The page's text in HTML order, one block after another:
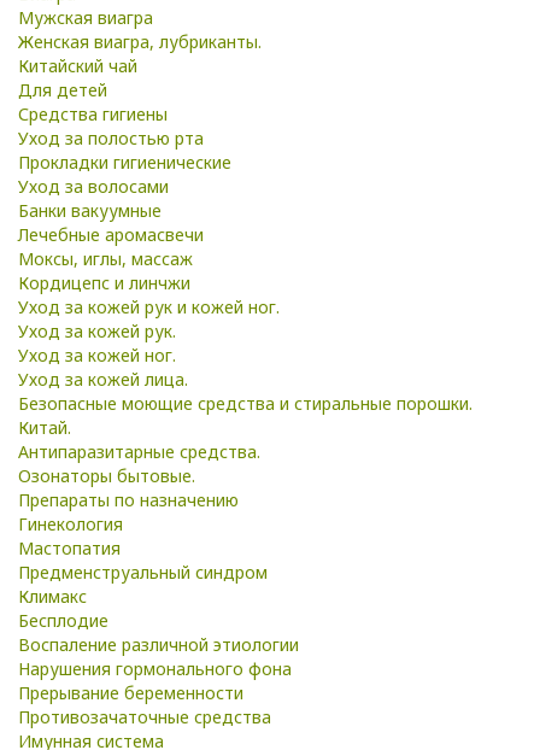
Мужская виагра
Женская виагра, лубриканты.
Китайский чай
Для детей
Средства гигиены
Уход за полостью рта
Прокладки гигиенические
Уход за волосами
Банки вакуумные
Лечебные аромасвечи
Моксы, иглы, массаж
Кордицепс и линчжи
Уход за кожей рук и кожей ног.
Уход за кожей рук.
Уход за кожей ног.
Уход за кожей лица.
Безопасные моющие средства и стиральные порошки.
Китай.
Антипаразитарные средства.
Озонаторы бытовые.
Препараты по назначению
Гинекология
Мастопатия
Предменструальный синдром
Климакс
Бесплодие
Воспаление различной этиологии
Нарушения гормонального фона
Прерывание беременности
Противозачаточные средства
Имунная система